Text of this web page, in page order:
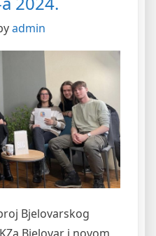
admin
Bjelovarskog